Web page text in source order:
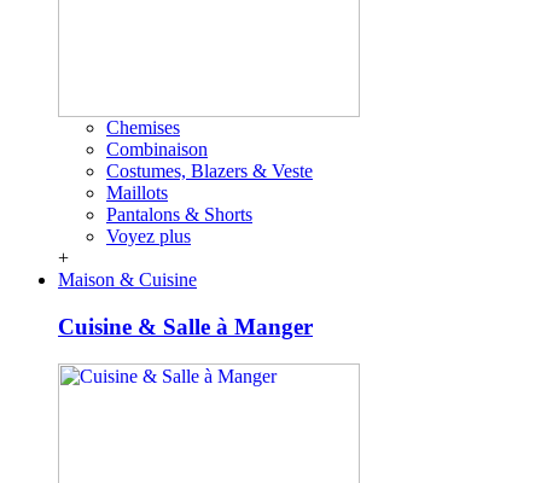
Chemises
Combinaison
Costumes, Blazers & Veste
Maillots
Pantalons & Shorts
Voyez plus
+
Maison & Cuisine
Cuisine & Salle à Manger